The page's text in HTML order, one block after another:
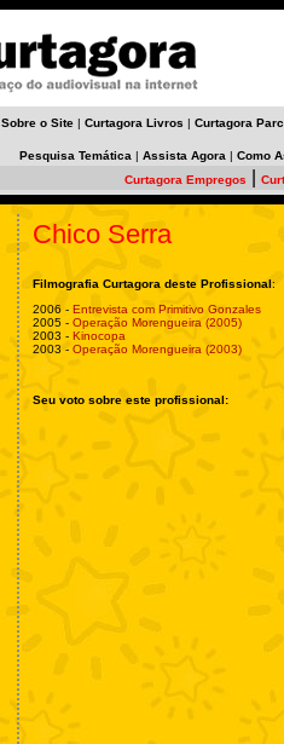
Sobre o Site | Curtagora Livros | Curtagora
Pesquisa Temática | Assista Agora | Como
Curtagora Empregos
Chico Serra
Filmografia Curtagora deste Profissional:
2006 - Entrevista com Primitivo Gonzales
2005 - Operação Morengueira (2005)
2003 - Kinocopa
2003 - Operação Morengueira (2003)
Seu voto sobre este profissional: